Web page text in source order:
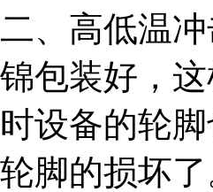
二、高低温
锦包装好，
时设备的轮
轮脚的损坏